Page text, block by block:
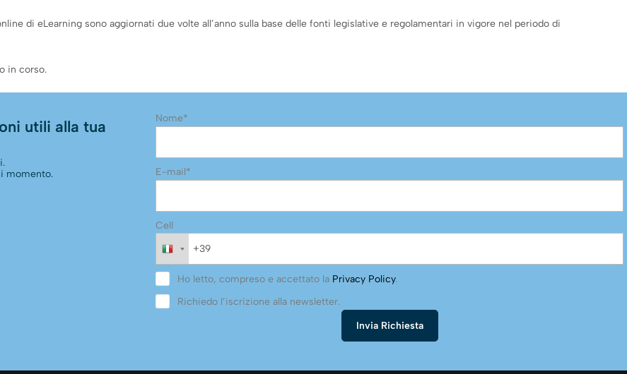
di eLearning sono aggiornati due volte all’anno sulla base delle fonti legislative e regolamentari in vigore nel periodo di
in corso.
utili alla tua
momento.
Nome*
E-mail*
Cell
Ho letto, compreso e accettato la Privacy Policy.
Richiedo l’iscrizione alla newsletter.